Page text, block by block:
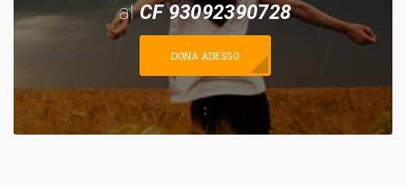
alCF 93092390728
DONA ADESSO